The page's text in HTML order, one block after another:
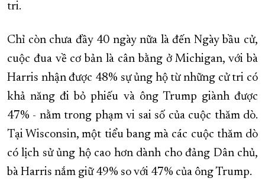
tri.
Chỉ còn chưa đầy 40 ngày nữa là đến Ngày bầu cử,
cuộc đua về cơ bản là cân bằng ở Michigan, với bà
Harris nhận được 48% sự ủng hộ từ những cử tri có
khả năng đi bỏ phiếu và ông Trump giành được
47% - nằm trong phạm vi sai số của cuộc thăm dò.
Tại Wisconsin, một tiểu bang mà các cuộc thăm dò
có lịch sử ủng hộ cao hơn dành cho đảng Dân chủ,
bà Harris nắm giữ 49% so với 47% của ông Trump.